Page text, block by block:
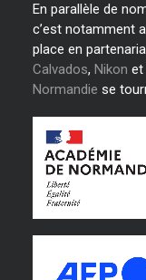
En parallèle de
c’est notamment
place en
Calvados, Nikon et
Normandie se